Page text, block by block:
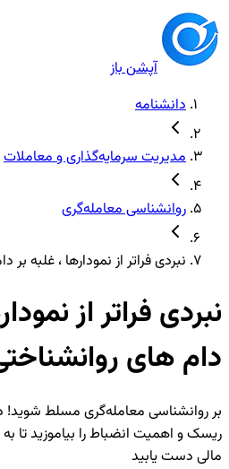
آپشن باز
دانشنامه
مدیریت سرمایه‌گذاری و معاملات
روانشناسی معامله‌گری
نبردی فراتر از نمودارها ، غلبه
نبردی فراتر از
دام های
بر روانشناسی معامله‌گری مسلط
ریسک و اهمیت انضباط را بیاموزید تا به
مالی دست یابید